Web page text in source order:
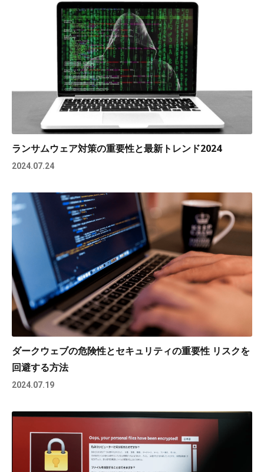
ランサムウェア対策の重要性と最新トレンド2024
2024.07.24
ダークウェブの危険性とセキュリティの重要性 リスクを
回避する方法
2024.07.19